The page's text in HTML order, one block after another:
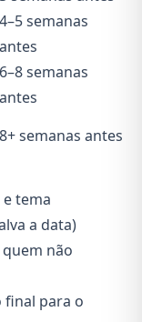
4–5 semanas
antes
6–8 semanas
antes
8+ semanas antes
tema
a data)
não
para o